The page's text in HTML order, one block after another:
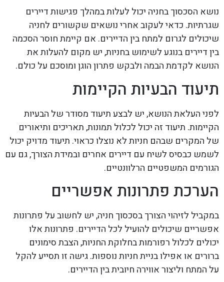
נושא הסכסוך בחניה יכול לעלות במהלך פגישות דיירים
שגרתיות. כדאי לעקוב אחרי נושאים שקשורים לחניה
שיכולים לגרום למתח בין הדיירים. אם קיימת חוסר הסכמה
בין דיירים בנוגע לשימוש בחניות, יש מקום להעלות את
הנושא לקדמת הבמה ולבקש פתרון הוגן ומוסכם על כולם.
תיעוד הבעיות הקיימות
לפני העלאת הנושא, יש לבצע תיעוד מסודר של הבעיות
הקיימות. תיעוד זה יכול לכלול תמונות, תאריכים ותיאורים
של המקרים שבהם חניות לא נוצלו כראוי. תיעוד מדויק יכול
לשמש כבסיס לשיח עם דיירים אחרים ובמידת הצורך, גם עם
הגורמים המשפטיים הרלוונטיים.
הערכת פתרונות אפשריים
במקביל לזיהוי הצורך בסכסוך חניה, יש לחשוב על פתרונות
אפשריים שיכולים להועיל לכל הדיירים. פתרונות אלו
יכולים לכלול רפורמות בחלוקת החניות, הצבת סימונים
ברורים או אפילו בניית חניות נוספות. גישה זו תסייע להקל
על המתח וליצור אווירה חיובית בין הדיירים.